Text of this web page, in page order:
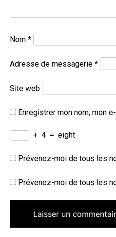
Nom *
Adresse de messagerie *
Site web
Enregistrer mon nom, mon
+ 4 = eight
Prévenez-moi de tous les
Prévenez-moi de tous les